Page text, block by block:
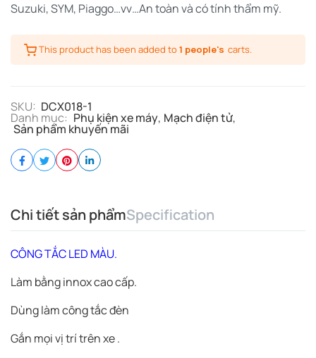
Suzuki, SYM, Piaggo…vv…An toàn và có tính thẩm mỹ.
This product has been added to1 people's carts.
SKU: DCX018-1
Danh mục: Phụ kiện xe máy, Mạch điện tử,
Sản phẩm khuyến mãi
Chi tiết sản phẩmSpecification
CÔNG TẮC LED MÀU.
Làm bằng innox cao cấp.
Dùng làm công tắc đèn
Gắn mọi vị trí trên xe .